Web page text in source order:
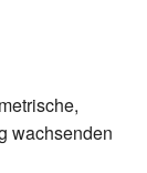
wachsenden